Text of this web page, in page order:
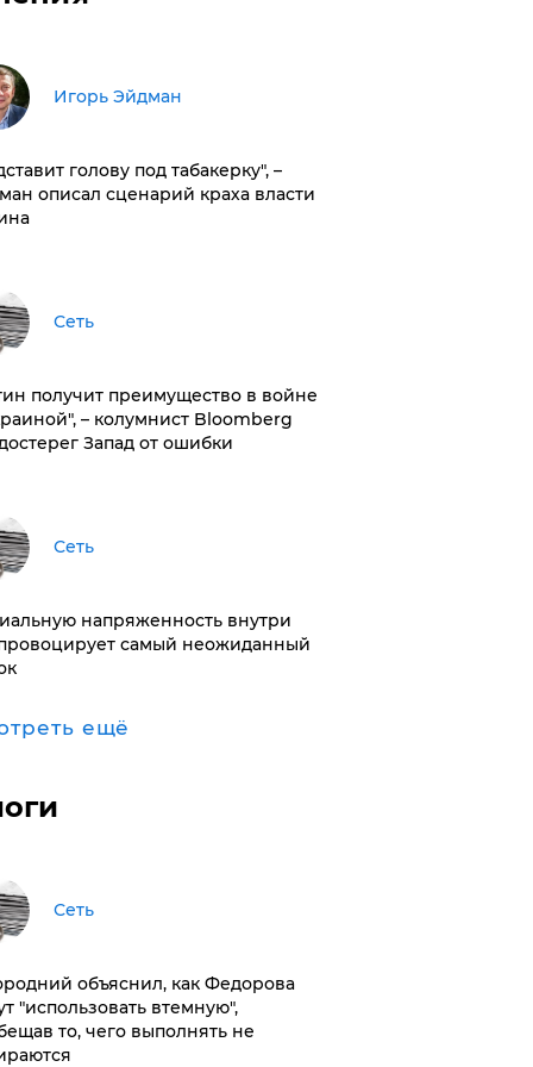
Игорь Эйдман
голову под табакерку", –
описал сценарий краха власти
Сеть
получит преимущество в войне
– колумнист Bloomberg
Запад от ошибки
Сеть
напряженность внутри
самый неожиданный
ещё
Сеть
объяснил, как Федорова
"использовать втемную",
то, чего выполнять не